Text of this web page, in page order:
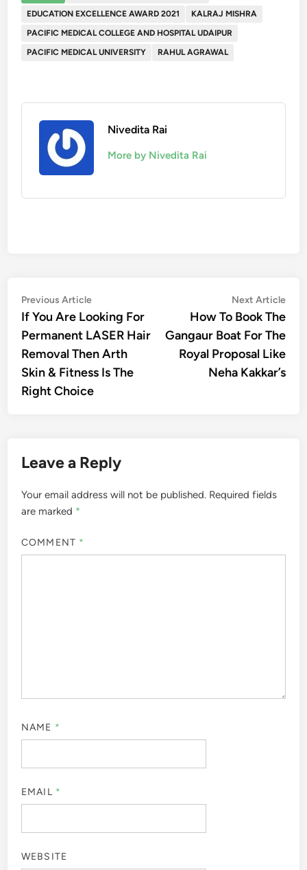
EDUCATION EXCELLENCE AWARD 2021
KALRAJ MISHRA
PACIFIC MEDICAL COLLEGE AND HOSPITAL UDAIPUR
PACIFIC MEDICAL UNIVERSITY
RAHUL AGRAWAL
Nivedita Rai
More by Nivedita Rai
Post
navigation
Previous ArticlePrevious
article:
If You Are Looking For
Permanent LASER Hair
Removal Then Arth
Skin & Fitness Is The
Right Choice
Next Article
How To Book The
Gangaur Boat For The
Royal Proposal Like
Neha Kakkar’s
Leave a Reply
Your email address will not be published. Required fields
are marked *
COMMENT *
NAME *
EMAIL *
WEBSITE